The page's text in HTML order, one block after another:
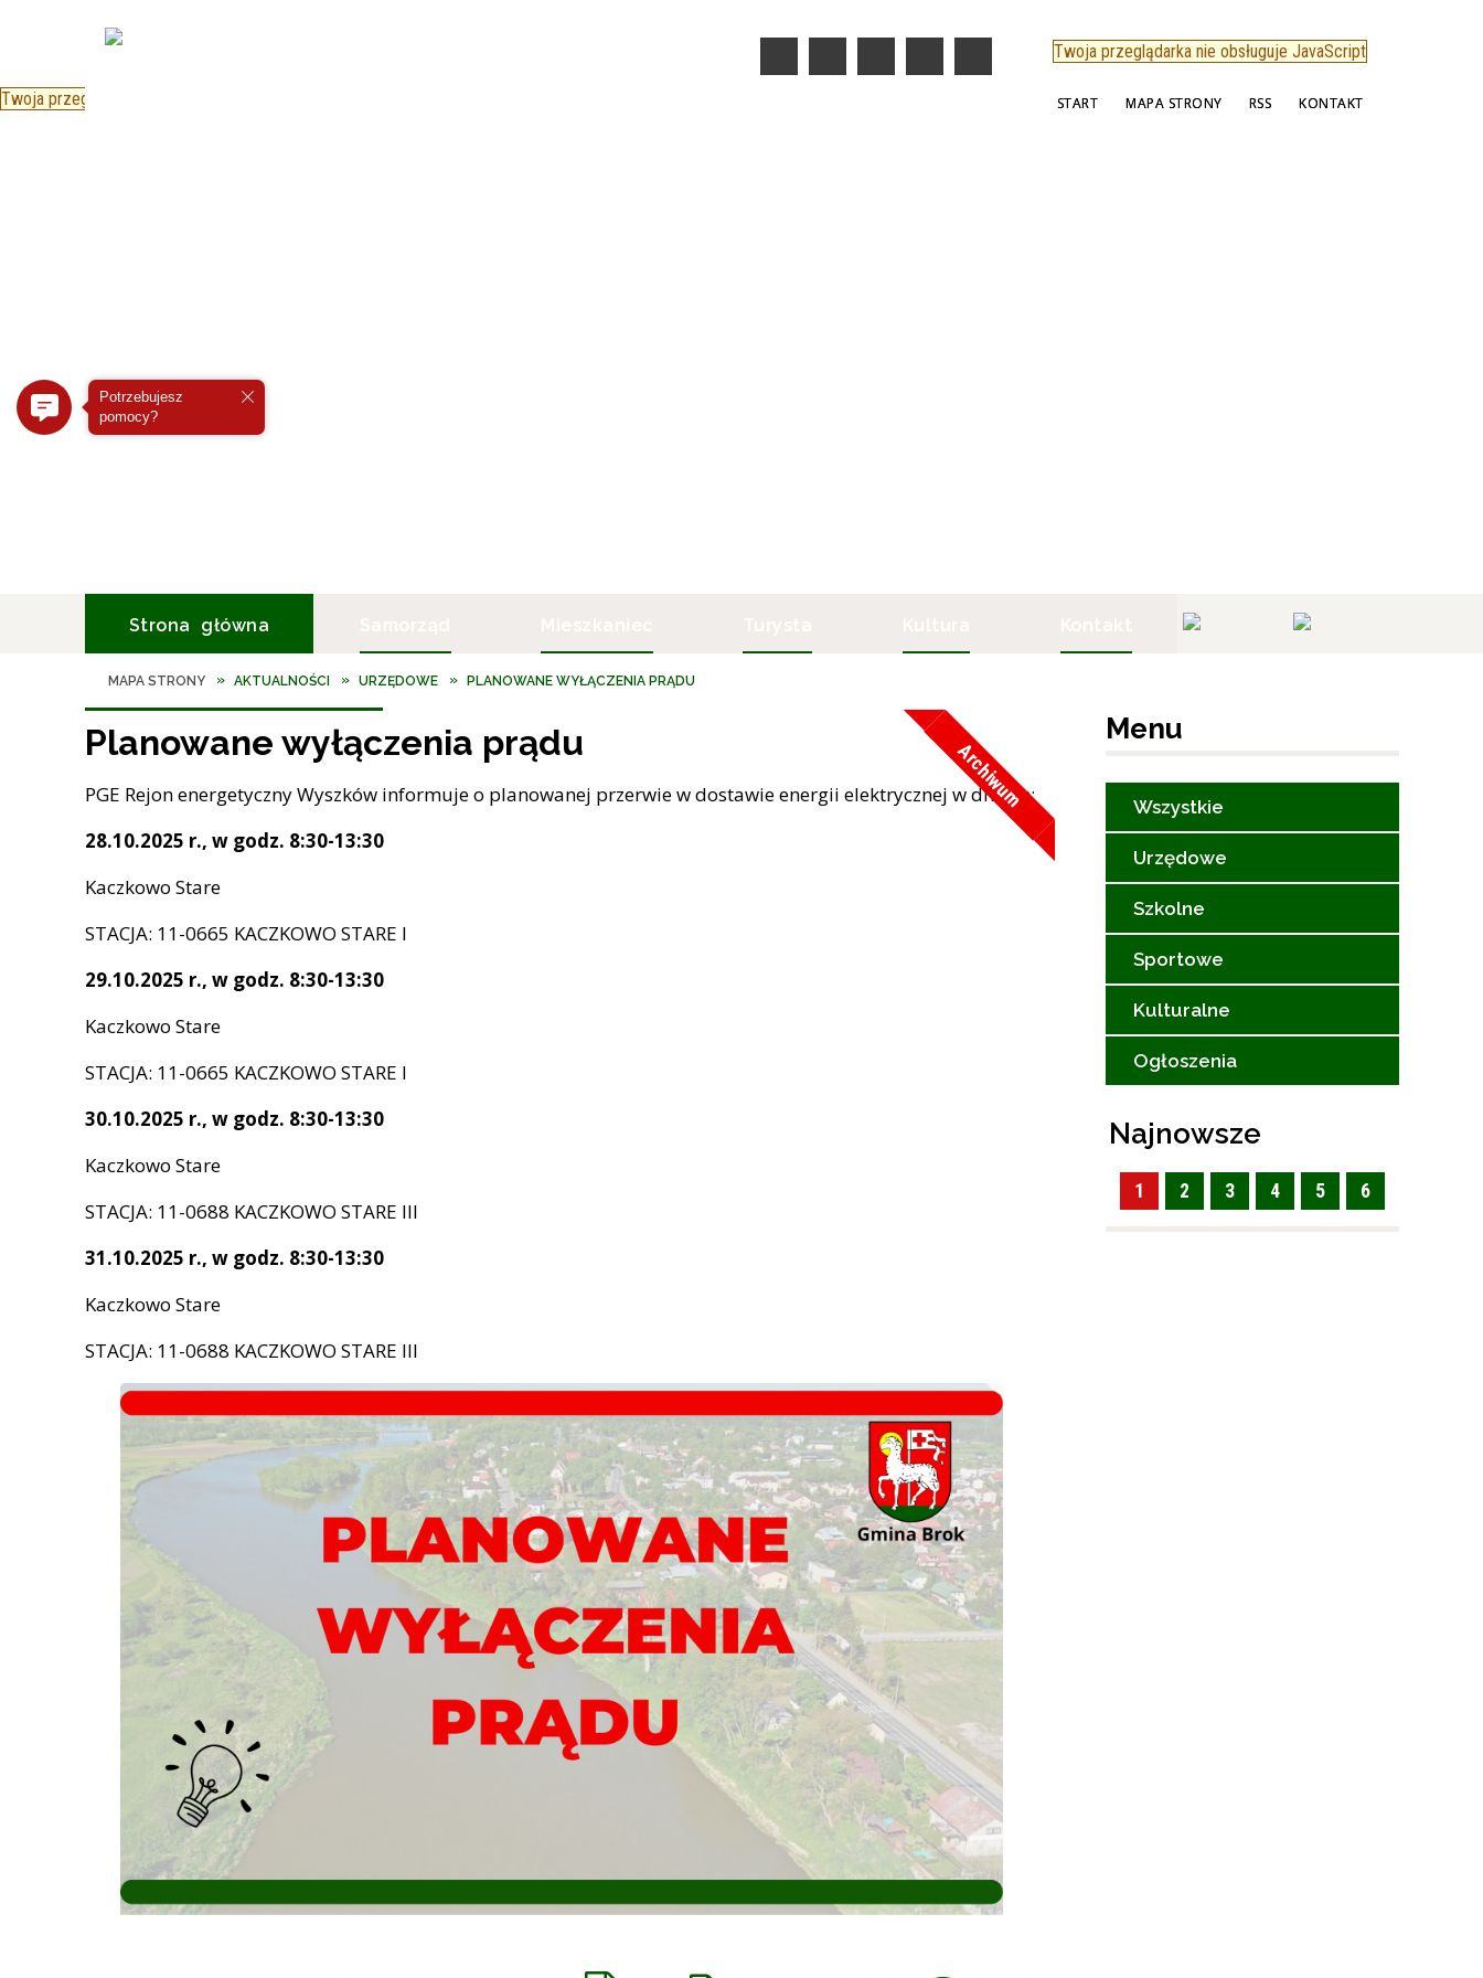
Twoja przeglądarka nie obsługuje JavaScript
START MAPA STRONY RSS KONTAKT
Twoja przeglądarka nie obsługuje JavaScript
Strona główna
Burmistrz Gminy Brok
Rada Gminy w Broku
Gospodarka odpadami
Zdrowie
Karta Dużej Rodziny
Cyberbezpieczeństwo
Położenie geograficzne
Zabytki
Biblioteka Publiczna w Broku
MAPA STRONY AKTUALNOŚCI URZĘDOWE PLANOWANE WYŁĄCZENIA PRĄDU
Planowane wyłączenia prądu Archiwum
PGE Rejon energetyczny Wyszków informuje o planowanej przerwie w dostawie energii elektrycznej w dniach:
28.10.2025 r., w godz. 8:30-13:30
Kaczkowo Stare
STACJA: 11-0665 KACZKOWO STARE I
29.10.2025 r., w godz. 8:30-13:30
Kaczkowo Stare
STACJA: 11-0665 KACZKOWO STARE I
30.10.2025 r., w godz. 8:30-13:30
Kaczkowo Stare
STACJA: 11-0688 KACZKOWO STARE III
31.10.2025 r., w godz. 8:30-13:30
Kaczkowo Stare
STACJA: 11-0688 KACZKOWO STARE III
Menu
Wszystkie
Urzędowe
Szkolne
Sportowe
Kulturalne
Ogłoszenia
Najnowsze
1 2 3 4 5 6
Potrzebujesz
pomocy?